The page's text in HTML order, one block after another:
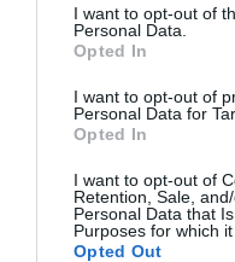
I want to opt-out of
Personal Data.
Opted In
I want to opt-out of
Personal Data for
Opted In
I want to opt-out of
Retention, Sale,
Personal Data that
Purposes for which it
Opted Out